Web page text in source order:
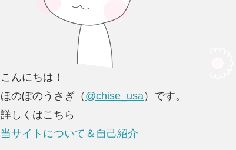
こんにちは！
ほのぼのうさぎ（ @chise_usa）です。
詳しくはこちら
当サイトについて＆自己紹介